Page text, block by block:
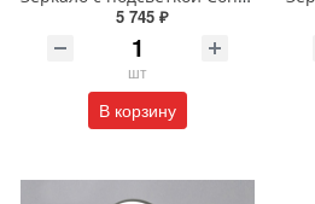
5 745 ₽
шт
В корзину